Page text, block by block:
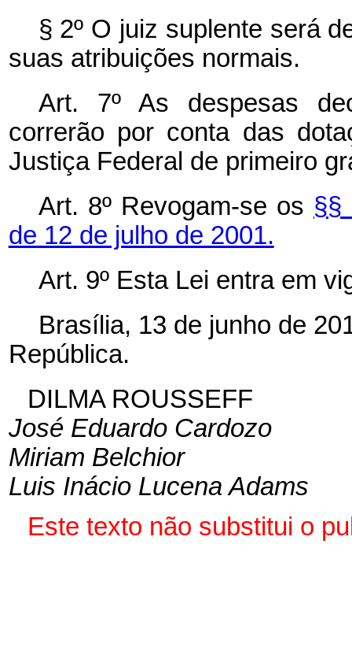
§ 2º O juiz suplente será
suas atribuições normais.
Art. 7º As despesas
correrão por conta das
Justiça Federal de primeiro
Art. 8º Revogam-se os §§
de 12 de julho de 2001.
Art. 9º Esta Lei entra em
Brasília, 13 de junho de
República.
DILMA ROUSSEFF
José Eduardo Cardozo
Miriam Belchior
Luis Inácio Lucena Adams
Este texto não substitui o